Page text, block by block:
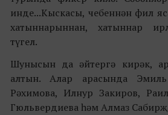
инде...Кыскасы, чебеннән фил
хатыннарыннан, хатыннар
түгел.
Шунысын да әйтергә кирәк,
алтын. Алар арасында
Рәхимова, Илнур Закиров,
Гюльвердиева һәм Алмаз